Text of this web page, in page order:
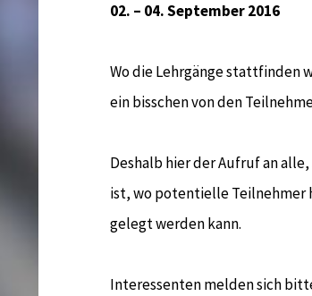
02. – 04. September 2016
Wo die Lehrgänge stattfinden
ein bisschen von den
Deshalb hier der Aufruf an
ist, wo potentielle Teilnehmer
gelegt werden kann.
Interessenten melden sich